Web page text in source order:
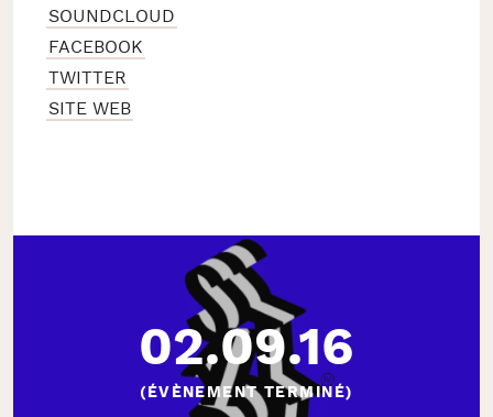
SOUNDCLOUD
FACEBOOK
TWITTER
SITE WEB
02.09.16
(ÉVÈNEMENT TERMINÉ)